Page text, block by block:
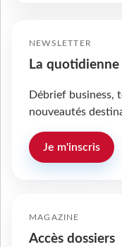
NEWSLETTER
La
Débrief business,
nouveautés
Je m'inscris
MAGAZINE
Accès dossiers